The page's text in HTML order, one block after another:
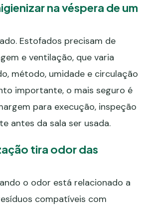
na véspera de um
Estofados precisam de
e ventilação, que varia
método, umidade e circulação
importante, o mais seguro é
para execução, inspeção
antes da sala ser usada.
tira odor das
o odor está relacionado a
compatíveis com